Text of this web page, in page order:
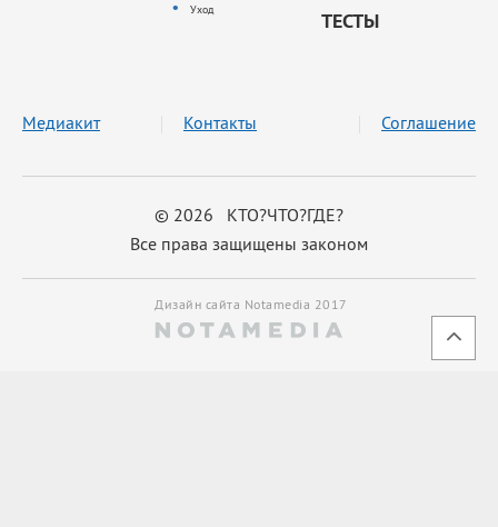
Уход
ТЕСТЫ
© 2026 КТО?ЧТО?ГДЕ?
Все права защищены законом
Медиакит Контакты Соглашение
Дизайн сайта Notamedia 2017